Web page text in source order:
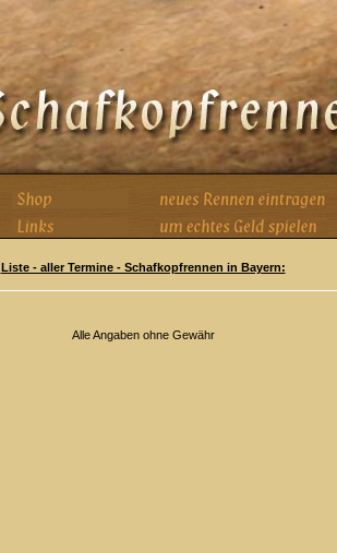
Liste - aller Termine - Schafkopfrennen in Bayern:
Alle Angaben ohne Gewähr